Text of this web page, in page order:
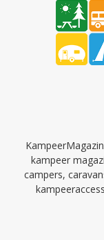
kampeer
campers,